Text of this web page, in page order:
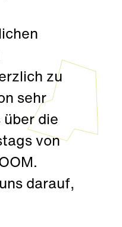
zu
sehr
über die
von
darauf,